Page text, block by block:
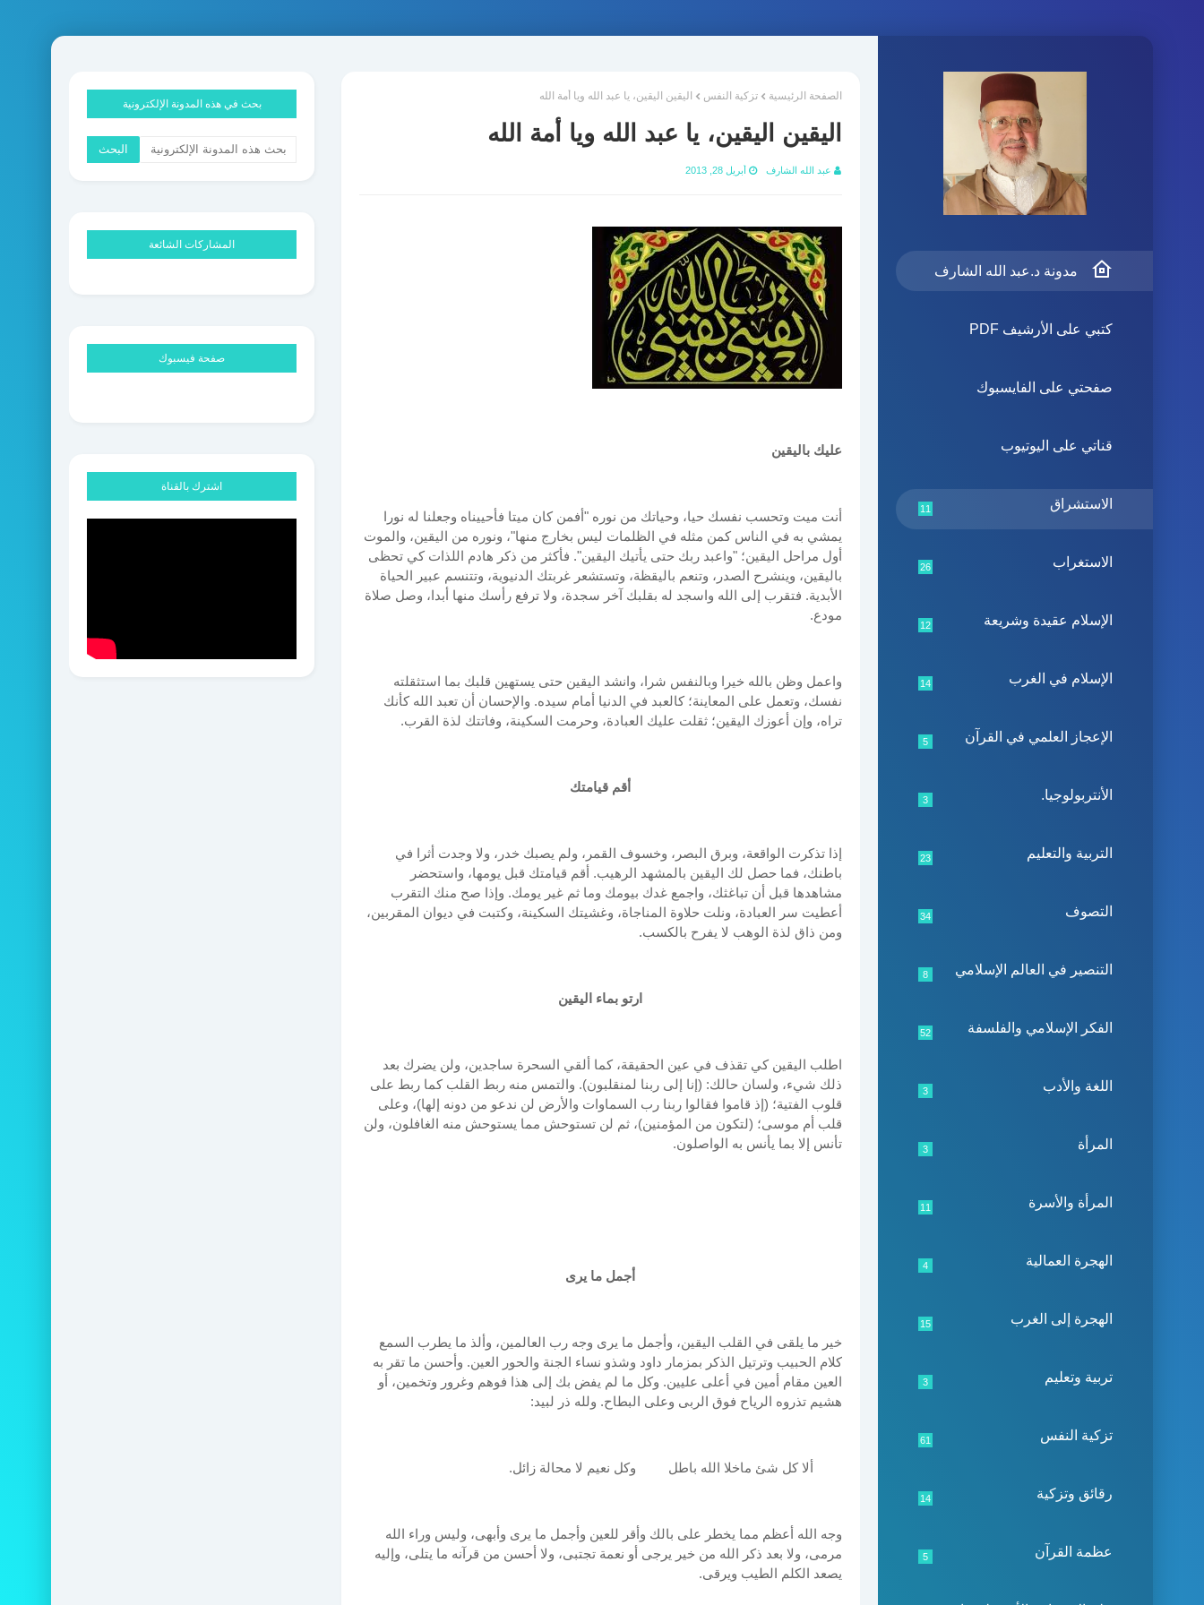
مدونة د.عبد الله الشارف
كتبي على الأرشيف PDF
صفحتي على الفايسبوك
قناتي على اليوتيوب
الاستشراق 11
الاستغراب 26
الإسلام عقيدة وشريعة 12
الإسلام في الغرب 14
الإعجاز العلمي في القرآن 5
الأنتربولوجيا. 3
التربية والتعليم 23
التصوف 34
التنصير في العالم الإسلامي 8
الفكر الإسلامي والفلسفة 52
اللغة والأدب 3
المرأة 3
المرأة والأسرة 11
الهجرة العمالية 4
الهجرة إلى الغرب 15
تربية وتعليم 3
تزكية النفس 61
رقائق وتزكية 14
عظمة القرآن 5
الصفحة الرئيسية تزكية النفس اليقين اليقين، يا عبد الله ويا أمة الله
اليقين اليقين، يا عبد الله ويا أمة الله
عبد الله الشارف أبريل 28, 2013
عليك باليقين
أنت ميت وتحسب نفسك حيا، وحياتك من نوره "أفمن كان ميتا فأحييناه وجعلنا له نورا
يمشي به في الناس كمن مثله في الظلمات ليس بخارج منها"، ونوره من اليقين، والموت
أول مراحل اليقين؛ "واعبد ربك حتى يأتيك اليقين". فأكثر من ذكر هادم اللذات كي تحظى
باليقين، وينشرح الصدر، وتنعم باليقظة، وتستشعر غربتك الدنيوية، وتتنسم عبير الحياة
الأبدية. فتقرب إلى الله واسجد له بقلبك آخر سجدة، ولا ترفع رأسك منها أبدا، وصل صلاة
مودع.
واعمل وظن بالله خيرا وبالنفس شرا، وانشد اليقين حتى يستهين قلبك بما استثقلته
نفسك، وتعمل على المعاينة؛ كالعبد في الدنيا أمام سيده. والإحسان أن تعبد الله كأنك
تراه، وإن أعوزك اليقين؛ ثقلت عليك العبادة، وحرمت السكينة، وفاتتك لذة القرب.
أقم قيامتك
إذا تذكرت الواقعة، وبرق البصر، وخسوف القمر، ولم يصبك خدر، ولا وجدت أثرا في
باطنك، فما حصل لك اليقين بالمشهد الرهيب. أقم قيامتك قبل يومها، واستحضر
مشاهدها قبل أن تباغثك، واجمع غدك بيومك وما ثم غير يومك. وإذا صح منك التقرب
أعطيت سر العبادة، ونلت حلاوة المناجاة، وغشيتك السكينة، وكتبت في ديوان المقربين،
ومن ذاق لذة الوهب لا يفرح بالكسب.
ارتو بماء اليقين
اطلب اليقين كي تقذف في عين الحقيقة، كما ألقي السحرة ساجدين، ولن يضرك بعد
ذلك شيء، ولسان حالك: (إنا إلى ربنا لمنقلبون). والتمس منه ربط القلب كما ربط على
قلوب الفتية؛ (إذ قاموا فقالوا ربنا رب السماوات والأرض لن ندعو من دونه إلها)، وعلى
قلب أم موسى؛ (لتكون من المؤمنين)، ثم لن تستوحش مما يستوحش منه الغافلون، ولن
تأنس إلا بما يأنس به الواصلون.
أجمل ما يرى
خير ما يلقى في القلب اليقين، وأجمل ما يرى وجه رب العالمين، وألذ ما يطرب السمع
كلام الحبيب وترتيل الذكر بمزمار داود وشذو نساء الجنة والحور العين. وأحسن ما تقر به
العين مقام أمين في أعلى عليين. وكل ما لم يفض بك إلى هذا فوهم وغرور وتخمين، أو
هشيم تذروه الرياح فوق الربى وعلى البطاح. ولله ذر لبيد:
ألا كل شئ ماخلا الله باطل وكل نعيم لا محالة زائل.
وجه الله أعظم مما يخطر على بالك وأقر للعين وأجمل ما يرى وأبهى، وليس وراء الله
مرمى، ولا بعد ذكر الله من خير يرجى أو نعمة تجتبى، ولا أحسن من قرآنه ما يتلى، وإليه
يصعد الكلم الطيب ويرقى.
بحث في هذه المدونة الإلكترونية
المشاركات الشائعة
صفحة فيسبوك
اشترك بالقناة